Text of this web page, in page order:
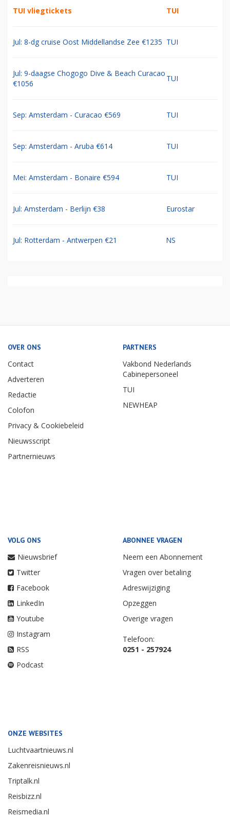
TUI vliegtickets TUI
Jul: 8-dg cruise Oost Middellandse Zee €1235 TUI
Jul: 9-daagse Chogogo Dive & Beach Curacao
€1056
TUI
Sep: Amsterdam - Curacao €569 TUI
Sep: Amsterdam - Aruba €614 TUI
Mei: Amsterdam - Bonaire €594 TUI
Jul: Amsterdam - Berlijn €38 Eurostar
Jul: Rotterdam - Antwerpen €21 NS
OVER ONS
Contact
Adverteren
Redactie
Colofon
Privacy & Cookiebeleid
Nieuwsscript
Partnernieuws
PARTNERS
Vakbond Nederlands
Cabinepersoneel
TUI
NEWHEAP
VOLG ONS
Nieuwsbrief
Twitter
Facebook
LinkedIn
Youtube
Instagram
RSS
Podcast
ABONNEE VRAGEN
Neem een Abonnement
Vragen over betaling
Adreswijziging
Opzeggen
Overige vragen
Telefoon:
0251 - 257924
ONZE WEBSITES
Luchtvaartnieuws.nl
Zakenreisnieuws.nl
Triptalk.nl
Reisbizz.nl
Reismedia.nl